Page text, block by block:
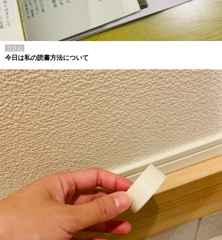
コラム
今日は私の読書方法について